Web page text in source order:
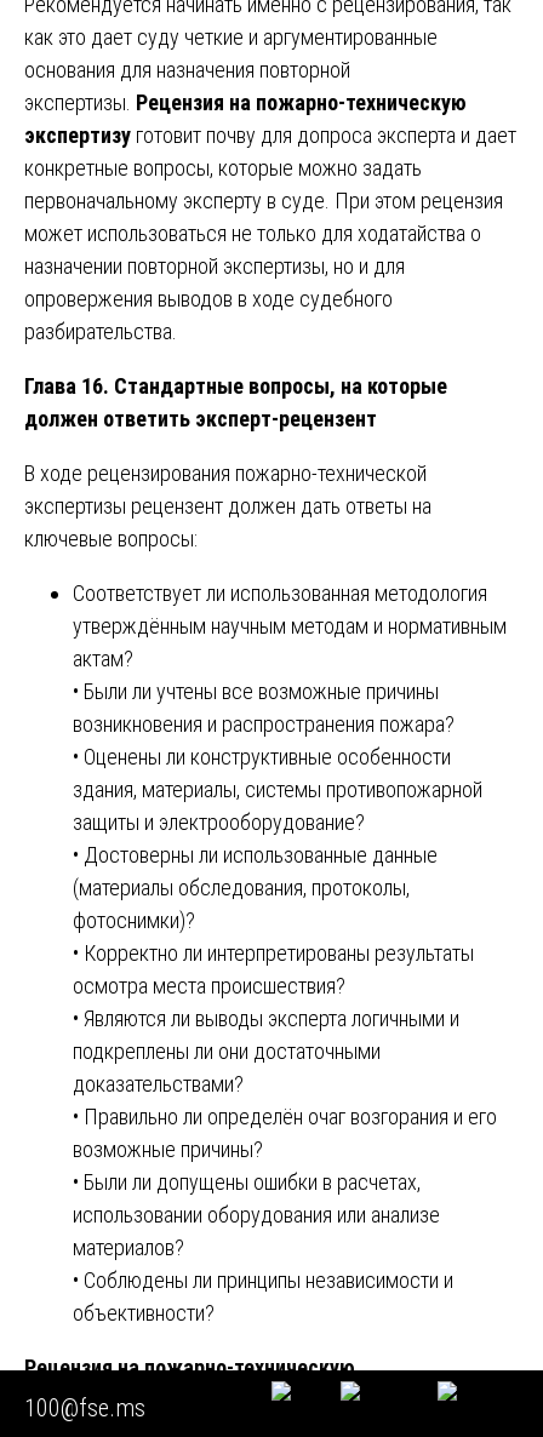
как это дает суду четкие и аргументированные
основания для назначения повторной
экспертизы. Рецензия на пожарно-техническую
экспертизу готовит почву для допроса эксперта и дает
конкретные вопросы, которые можно задать
первоначальному эксперту в суде. При этом рецензия
может использоваться не только для ходатайства о
назначении повторной экспертизы, но и для
опровержения выводов в ходе судебного
разбирательства.
Глава 16. Стандартные вопросы, на которые
должен ответить эксперт-рецензент
В ходе рецензирования пожарно-технической
экспертизы рецензент должен дать ответы на
ключевые вопросы:
Соответствует ли использованная методология
утверждённым научным методам и нормативным
актам?
• Были ли учтены все возможные причины
возникновения и распространения пожара?
• Оценены ли конструктивные особенности
здания, материалы, системы противопожарной
защиты и электрооборудование?
• Достоверны ли использованные данные
(материалы обследования, протоколы,
фотоснимки)?
• Корректно ли интерпретированы результаты
осмотра места происшествия?
• Являются ли выводы эксперта логичными и
подкреплены ли они достаточными
доказательствами?
• Правильно ли определён очаг возгорания и его
возможные причины?
• Были ли допущены ошибки в расчетах,
использовании оборудования или анализе
материалов?
• Соблюдены ли принципы независимости и
объективности?
Рецензия на пожарно-техническую
экспертизудолжна содержать аргументированные
100@fse.ms